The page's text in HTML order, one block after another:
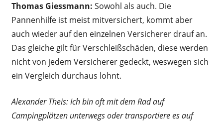
Thomas Giessmann: Sowohl als auch. Die
Pannenhilfe ist meist mitversichert, kommt aber
auch wieder auf den einzelnen Versicherer drauf an.
Das gleiche gilt für Verschleißschäden, diese werden
nicht von jedem Versicherer gedeckt, weswegen sich
ein Vergleich durchaus lohnt.
Alexander Theis: Ich bin oft mit dem Rad auf
Campingplätzen unterwegs oder transportiere es auf